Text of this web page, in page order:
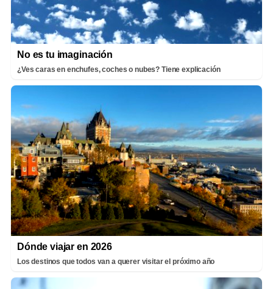
No es tu imaginación
¿Ves caras en enchufes, coches o nubes? Tiene explicación
Dónde viajar en 2026
Los destinos que todos van a querer visitar el próximo año